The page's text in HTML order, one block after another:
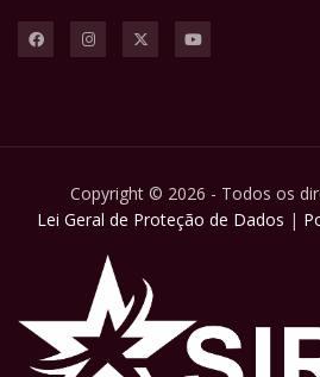
Copyright © 2026 - Todos os
Lei Geral de Proteção de Dados |